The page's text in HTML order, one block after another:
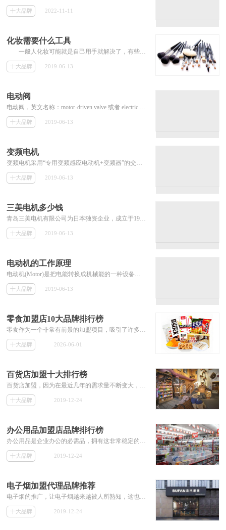
十大品牌 2022-11-11
化妆需要什么工具
十大品牌 2019-06-13
电动阀
十大品牌 2019-06-13
变频电机
十大品牌 2019-06-13
三美电机多少钱
十大品牌 2019-06-13
电动机的工作原理
十大品牌 2019-06-13
零食加盟店10大品牌排行榜
十大品牌 2026-06-01
百货店加盟十大排行榜
十大品牌 2019-12-24
办公用品加盟店品牌排行榜
十大品牌 2019-12-24
电子烟加盟代理品牌推荐
十大品牌 2019-12-24